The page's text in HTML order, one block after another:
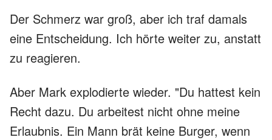
Der Schmerz war groß, aber ich traf damals
eine Entscheidung. Ich hörte weiter zu, anstatt
zu reagieren.
Aber Mark explodierte wieder. "Du hattest kein
Recht dazu. Du arbeitest nicht ohne meine
Erlaubnis. Ein Mann brät keine Burger, wenn